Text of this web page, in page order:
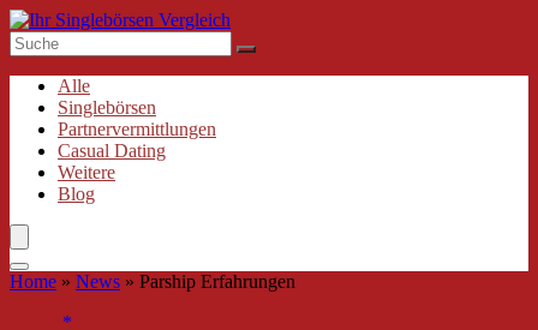
Alle
Singlebörsen
Partnervermittlungen
Casual Dating
Weitere
Blog
Home » News » Parship Erfahrungen